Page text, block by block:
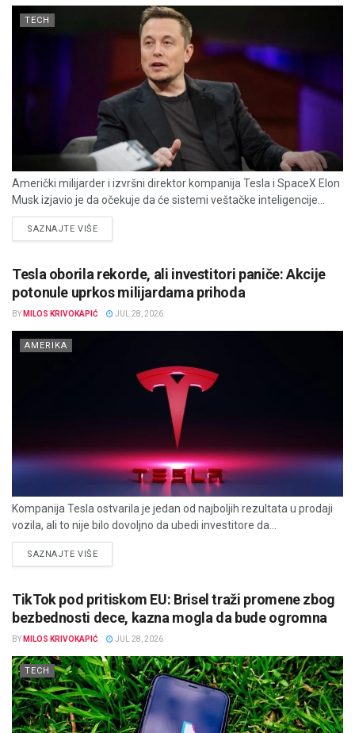
TECH
Američki milijarder i izvršni direktor kompanija Tesla i SpaceX Elon
Musk izjavio je da očekuje da će sistemi veštačke inteligencije...
SAZNAJTE VIŠEDETAILS
Tesla oborila rekorde, ali investitori paniče: Akcije
potonule uprkos milijardama prihoda
BY MILOS KRIVOKAPIĆ JUL 28, 2026
AMERIKA
Kompanija Tesla ostvarila je jedan od najboljih rezultata u prodaji
vozila, ali to nije bilo dovoljno da ubedi investitore da...
SAZNAJTE VIŠEDETAILS
TikTok pod pritiskom EU: Brisel traži promene zbog
bezbednosti dece, kazna mogla da bude ogromna
BY MILOS KRIVOKAPIĆ JUL 28, 2026
TECH